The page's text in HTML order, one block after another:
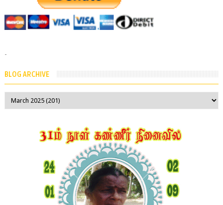
-
BLOG ARCHIVE